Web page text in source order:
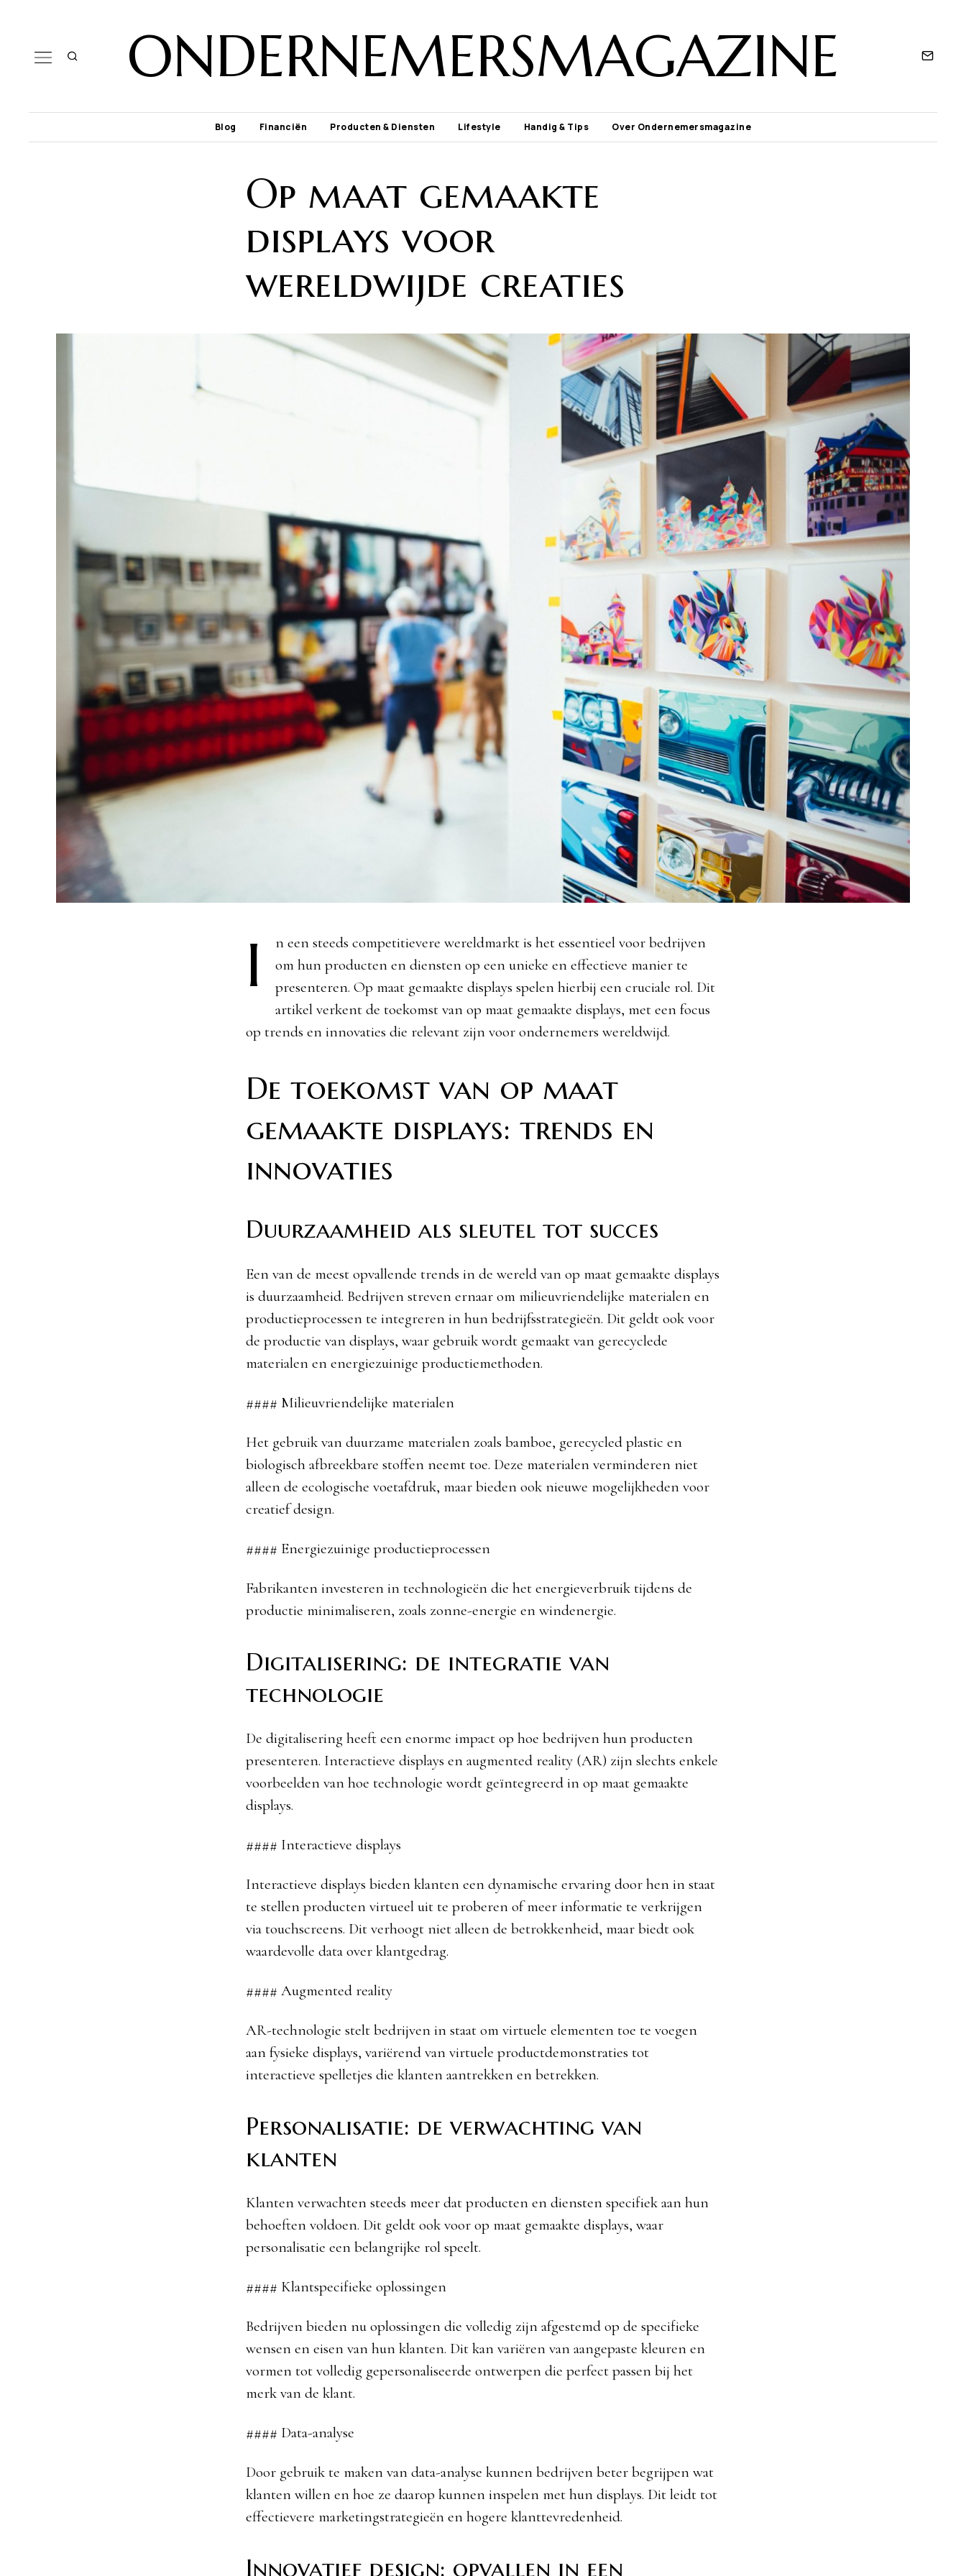
ONDERNEMERSMAGAZINE
Blog Financiën Producten & Diensten Lifestyle Handig & Tips Over Ondernemersmagazine
Op maat gemaakte
displays voor
wereldwijde creaties
I
n een steeds competitievere wereldmarkt is het essentieel voor bedrijven
om hun producten en diensten op een unieke en effectieve manier te
presenteren. Op maat gemaakte displays spelen hierbij een cruciale rol. Dit
artikel verkent de toekomst van op maat gemaakte displays, met een focus
op trends en innovaties die relevant zijn voor ondernemers wereldwijd.
De toekomst van op maat
gemaakte displays: trends en
innovaties
Duurzaamheid als sleutel tot succes
Een van de meest opvallende trends in de wereld van op maat gemaakte displays
is duurzaamheid. Bedrijven streven ernaar om milieuvriendelijke materialen en
productieprocessen te integreren in hun bedrijfsstrategieën. Dit geldt ook voor
de productie van displays, waar gebruik wordt gemaakt van gerecyclede
materialen en energiezuinige productiemethoden.
#### Milieuvriendelijke materialen
Het gebruik van duurzame materialen zoals bamboe, gerecycled plastic en
biologisch afbreekbare stoffen neemt toe. Deze materialen verminderen niet
alleen de ecologische voetafdruk, maar bieden ook nieuwe mogelijkheden voor
creatief design.
#### Energiezuinige productieprocessen
Fabrikanten investeren in technologieën die het energieverbruik tijdens de
productie minimaliseren, zoals zonne-energie en windenergie.
Digitalisering: de integratie van
technologie
De digitalisering heeft een enorme impact op hoe bedrijven hun producten
presenteren. Interactieve displays en augmented reality (AR) zijn slechts enkele
voorbeelden van hoe technologie wordt geïntegreerd in op maat gemaakte
displays.
#### Interactieve displays
Interactieve displays bieden klanten een dynamische ervaring door hen in staat
te stellen producten virtueel uit te proberen of meer informatie te verkrijgen
via touchscreens. Dit verhoogt niet alleen de betrokkenheid, maar biedt ook
waardevolle data over klantgedrag.
#### Augmented reality
AR-technologie stelt bedrijven in staat om virtuele elementen toe te voegen
aan fysieke displays, variërend van virtuele productdemonstraties tot
interactieve spelletjes die klanten aantrekken en betrekken.
Personalisatie: de verwachting van
klanten
Klanten verwachten steeds meer dat producten en diensten specifiek aan hun
behoeften voldoen. Dit geldt ook voor op maat gemaakte displays, waar
personalisatie een belangrijke rol speelt.
#### Klantspecifieke oplossingen
Bedrijven bieden nu oplossingen die volledig zijn afgestemd op de specifieke
wensen en eisen van hun klanten. Dit kan variëren van aangepaste kleuren en
vormen tot volledig gepersonaliseerde ontwerpen die perfect passen bij het
merk van de klant.
#### Data-analyse
Door gebruik te maken van data-analyse kunnen bedrijven beter begrijpen wat
klanten willen en hoe ze daarop kunnen inspelen met hun displays. Dit leidt tot
effectievere marketingstrategieën en hogere klanttevredenheid.
Innovatief design: opvallen in een